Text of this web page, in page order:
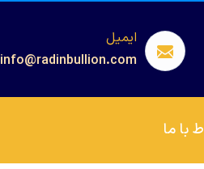
ایمیل
info@radinbullion.com
با ما